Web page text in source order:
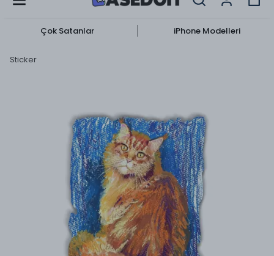
Çok Satanlar iPhone Modelleri
Sticker